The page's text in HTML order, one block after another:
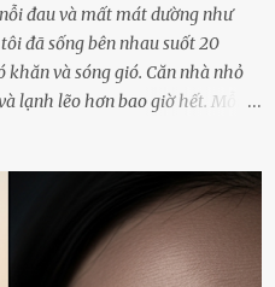
đau và mất mát dường như
đã sống bên nhau suốt 20
khăn và sóng gió. Căn nhà nhỏ
lạnh lẽo hơn bao giờ hết. Mỗi
bóng của cô ấy – người phụ nữ
đời. Ngày vợ mất, tôi như
còn muốn làm gì ngoài việc
sống không cho phép tôi mãi
bạn bè và những người thân
lễ chu toàn. Và hôm nay là